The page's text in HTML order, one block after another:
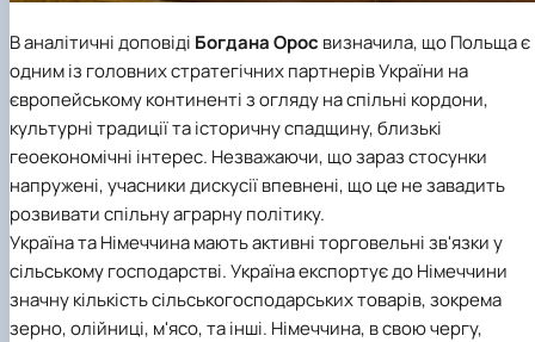
В аналітичні доповіді Богдана Орос визначила, що Польща є
одним із головних стратегічних партнерів України на
європейському континенті з огляду на спільні кордони,
культурні традиції та історичну спадщину, близькі
геоекономічні інтерес. Незважаючи, що зараз стосунки
напружені, учасники дискусії впевнені, що це не завадить
розвивати спільну аграрну політику.
Україна та Німеччина мають активні торговельні зв'язки у
сільському господарстві. Україна експортує до Німеччини
значну кількість сільськогосподарських товарів, зокрема
зерно, олійниці, м'ясо, та інші. Німеччина, в свою чергу,